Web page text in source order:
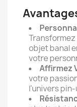
objet banal
votre
Affirmez
votre
l'univers